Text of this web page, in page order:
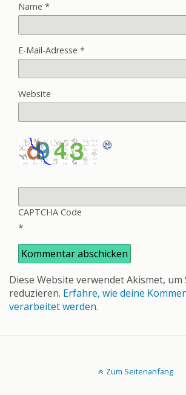
Name *
E-Mail-Adresse *
Website
CAPTCHA Code
*
Diese Website verwendet Akismet, um
reduzieren. Erfahre, wie deine
verarbeitet werden.
Zum Seitenanfang